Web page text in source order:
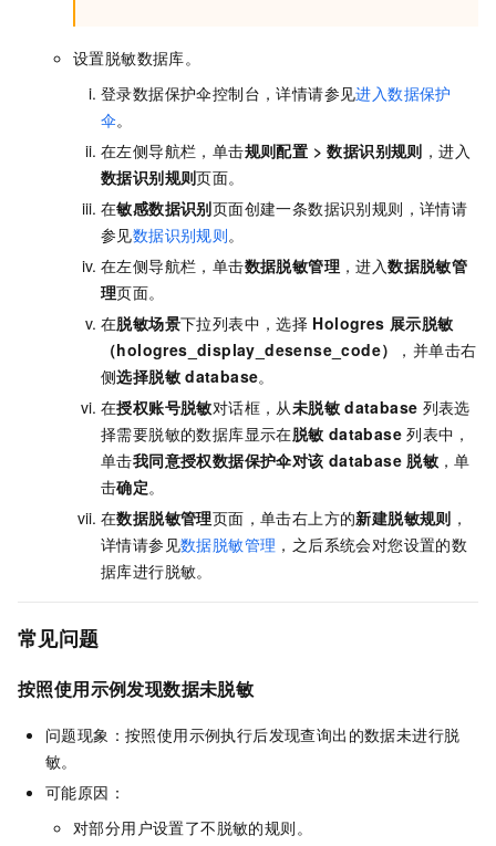
设置脱敏数据库。
登录数据保护伞控制台，详情请参见进入数据保护
伞。
在左侧导航栏，单击规则配置 >数据识别规则 ，进入
数据识别规则页面。
在敏感数据识别页面创建一条数据识别规则，详情请
参见数据识别规则。
在左侧导航栏，单击数据脱敏管理 ，进入数据脱敏管
理页面。
在脱敏场景下拉列表中，选择 Hologres 展示脱敏
（hologres_display_desense_code）
，并单击右
侧选择脱敏 database。
在授权账号脱敏对话框，从未脱敏 database 列表选
择需要脱敏的数据库显示在脱敏 database 列表中，
单击我同意授权数据保护伞对该 database 脱敏 ，单
击确定。
在数据脱敏管理页面，单击右上方的新建脱敏规则 ，
详情请参见数据脱敏管理 ，之后系统会对您设置的数
据库进行脱敏。
常见问题
按照使用示例发现数据未脱敏
问题现象：按照使用示例执行后发现查询出的数据未进行脱
敏。
可能原因：
对部分用户设置了不脱敏的规则。